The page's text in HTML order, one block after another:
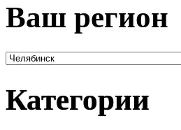
Ваш регион
Категории